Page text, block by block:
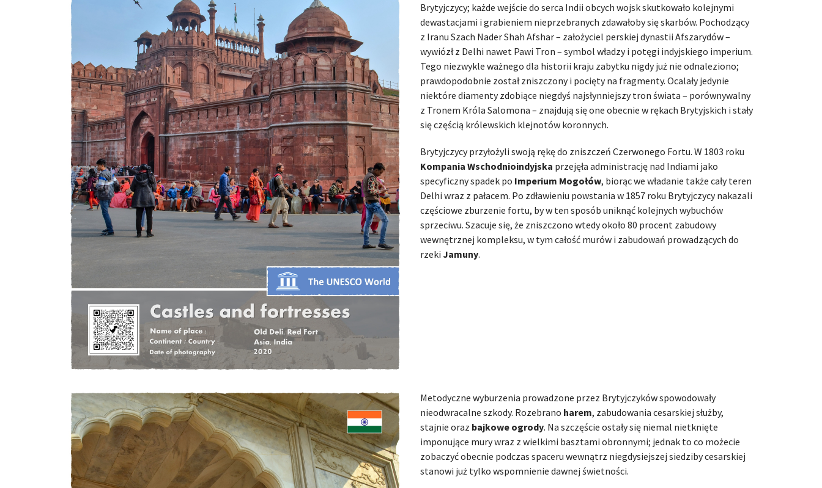
Brytyjczycy; każde wejście do serca Indii obcych wojsk skutkowało kolejnymi
dewastacjami i grabieniem nieprzebranych zdawałoby się skarbów. Pochodzący
z Iranu Szach Nader Shah Afshar – założyciel perskiej dynastii Afszarydów –
wywiózł z Delhi nawet Pawi Tron – symbol władzy i potęgi indyjskiego imperium.
Tego niezwykle ważnego dla historii kraju zabytku nigdy już nie odnaleziono;
prawdopodobnie został zniszczony i pocięty na fragmenty. Ocalały jedynie
niektóre diamenty zdobiące niegdyś najsłynniejszy tron świata – porównywalny
z Tronem Króla Salomona – znajdują się one obecnie w rękach Brytyjskich i stały
się częścią królewskich klejnotów koronnych.
Brytyjczycy przyłożyli swoją rękę do zniszczeń Czerwonego Fortu. W 1803 roku
Kompania Wschodnioindyjska przejęła administrację nad Indiami jako
specyficzny spadek po Imperium Mogołów, biorąc we władanie także cały teren
Delhi wraz z pałacem. Po zdławieniu powstania w 1857 roku Brytyjczycy nakazali
częściowe zburzenie fortu, by w ten sposób uniknąć kolejnych wybuchów
sprzeciwu. Szacuje się, że zniszczono wtedy około 80 procent zabudowy
wewnętrznej kompleksu, w tym całość murów i zabudowań prowadzących do
rzeki Jamuny.
Metodyczne wyburzenia prowadzone przez Brytyjczyków spowodowały
nieodwracalne szkody. Rozebrano harem, zabudowania cesarskiej służby,
stajnie oraz bajkowe ogrody. Na szczęście ostały się niemal nietknięte
imponujące mury wraz z wielkimi basztami obronnymi; jednak to co możecie
zobaczyć obecnie podczas spaceru wewnątrz niegdysiejszej siedziby cesarskiej
stanowi już tylko wspomnienie dawnej świetności.